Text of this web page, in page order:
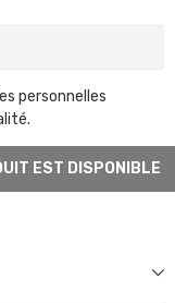
personnelles
EST DISPONIBLE